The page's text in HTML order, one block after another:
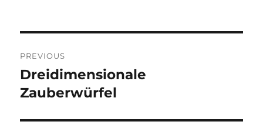
navigation
PREVIOUS
Previous
post:
Dreidimensionale
Zauberwürfel